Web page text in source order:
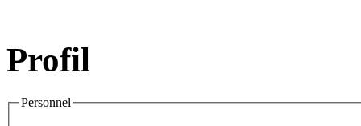
Profil
Personnel